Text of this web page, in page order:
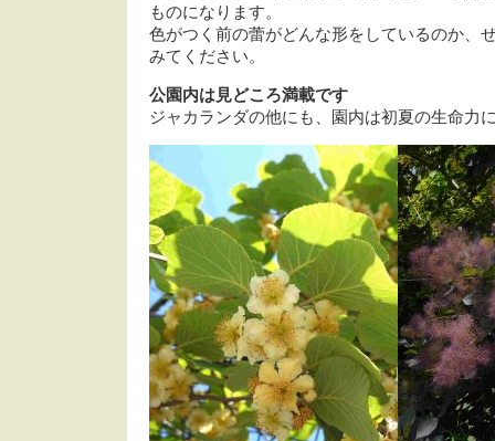
ものになります。
色がつく前の蕾がどんな形をしているのか、
みてください。
公園内は見どころ満載です
ジャカランダの他にも、園内は初夏の生命力